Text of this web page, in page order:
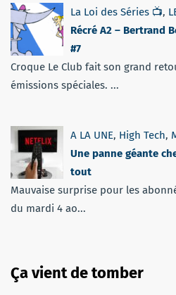
La Loi des Séries 📺,
Récré A2 – Bertrand
#7
Croque Le Club fait son grand
émissions spéciales. ...
A LA UNE, High Tech,
Une panne géante
tout
Mauvaise surprise pour les
du mardi 4 ao...
Ça vient de tomber